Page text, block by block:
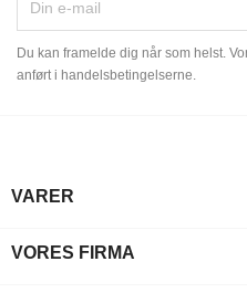
Du kan framelde dig når som helst.
anført i handelsbetingelserne.
VARER
VORES FIRMA